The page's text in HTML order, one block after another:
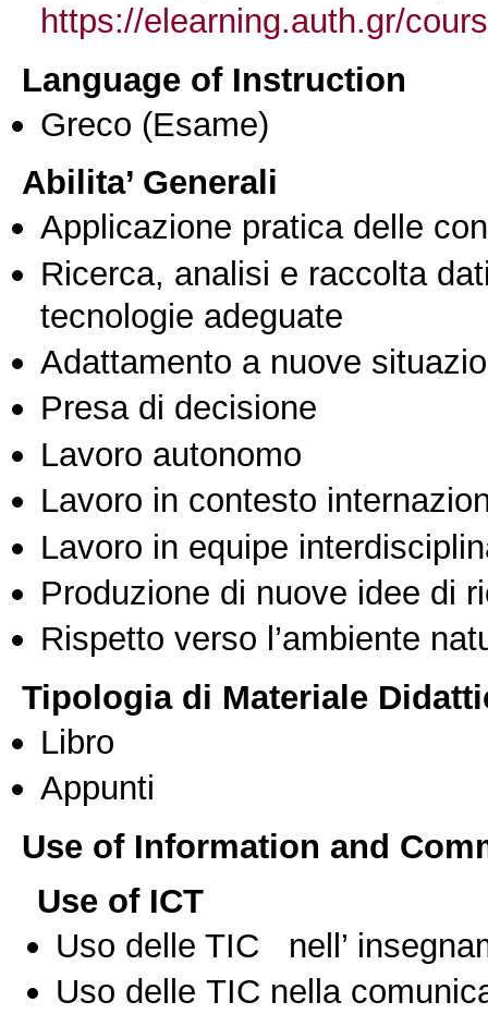
https://elearning.auth.gr/
Language of Instruction
Greco (Esame)
Abilita’ Generali
Applicazione pratica delle
Ricerca, analisi e raccolta
tecnologie adeguate
Adattamento a nuove
Presa di decisione
Lavoro autonomo
Lavoro in contesto
Lavoro in equipe
Produzione di nuove idee di
Rispetto verso l’ambiente
Tipologia di Materiale
Libro
Appunti
Use of Information and
Use of ICT
Uso delle TIC nell’
Uso delle TIC nella